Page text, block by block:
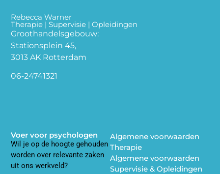
Rebecca Warner
Therapie | Supervisie | Opleidingen
Groothandelsgebouw:
Stationsplein 45,
3013 AK Rotterdam
06-24741321
Algemene voorwaarden
Therapie
Algemene voorwaarden
Supervisie & Opleidingen
Voer voor psychologen
Wil je op de hoogte gehouden
worden over relevante zaken
uit ons werkveld?